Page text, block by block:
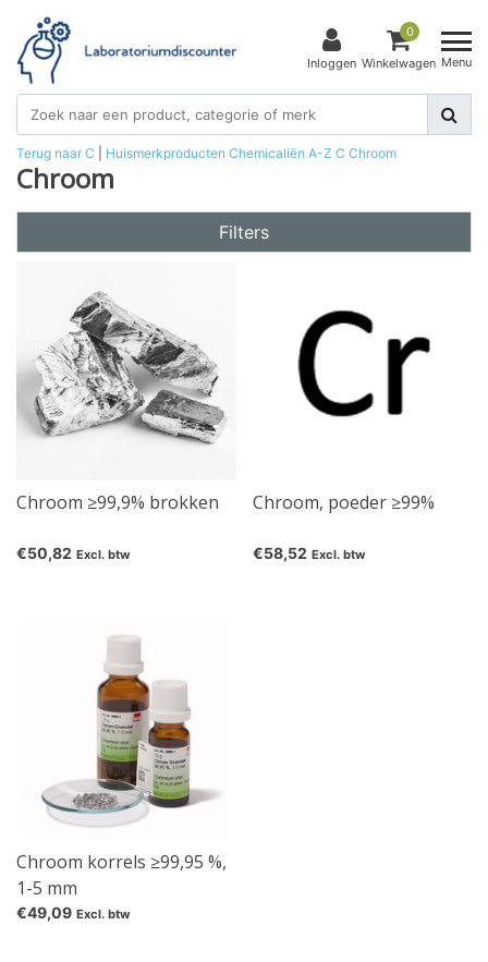
Inloggen
0
Winkelwagen Menu
Terug naar C Huismerkproducten Chemicaliën A-Z C Chroom
Chroom
Filters
Chroom ≥99,9% brokken
€50,82 Excl. btw
Chroom, poeder ≥99%
€58,52 Excl. btw
Chroom korrels ≥99,95 %,
1-5 mm
€49,09 Excl. btw